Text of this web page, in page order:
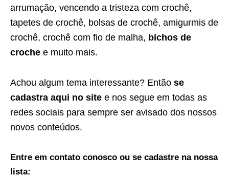
arrumação, vencendo a tristeza com crochê,
tapetes de crochê, bolsas de crochê, amigurmis de
crochê, crochê com fio de malha, bichos de
croche e muito mais.
Achou algum tema interessante? Então se
cadastra aqui no site e nos segue em todas as
redes sociais para sempre ser avisado dos nossos
novos conteúdos.
Entre em contato conosco ou se cadastre na nossa
lista: